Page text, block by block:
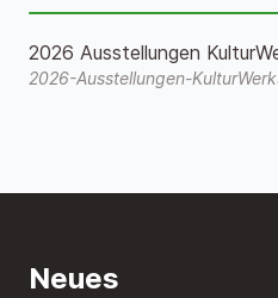
2026 Ausstellungen
2026-Ausstellungen-
Neues